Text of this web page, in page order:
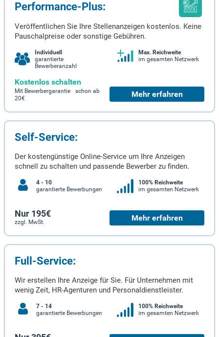
Performance-Plus:
Veröffentlichen Sie Ihre Stellenanzeigen kostenlos. Keine
Pauschalpreise oder sonstige Gebühren.
Individuell
garantierte
Bewerberanzahl
Max. Reichweite
im gesamten Netzwerk
Kostenlos schalten
Mit Bewerbergarantie schon ab
20€
Mehr erfahren
Self-Service:
Der kostengünstige Online-Service um Ihre Anzeigen
schnell zu schalten und passende Bewerber zu finden.
4 - 10
garantierte Bewerbungen
100% Reichweite
im gesamten Netzwerk
Nur 195€
zzgl. MwSt. Mehr erfahren
Full-Service:
Wir erstellen Ihre Anzeige für Sie. Für Unternehmen mit
wenig Zeit, HR-Agenturen und Personaldienstleister.
7 - 14
garantierte Bewerbungen
100% Reichweite
im gesamten Netzwerk